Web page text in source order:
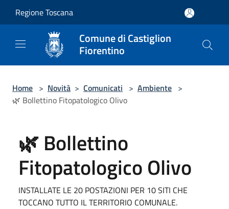
Regione Toscana
Comune di Castiglion
Fiorentino
Home > Novità > Comunicati > Ambiente >
🌿 Bollettino Fitopatologico Olivo
🌿 Bollettino
Fitopatologico Olivo
INSTALLATE LE 20 POSTAZIONI PER 10 SITI CHE
TOCCANO TUTTO IL TERRITORIO COMUNALE.